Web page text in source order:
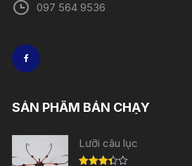
097 564 9536
SẢN PHẨM BÁN CHẠY
Lưỡi câu lục